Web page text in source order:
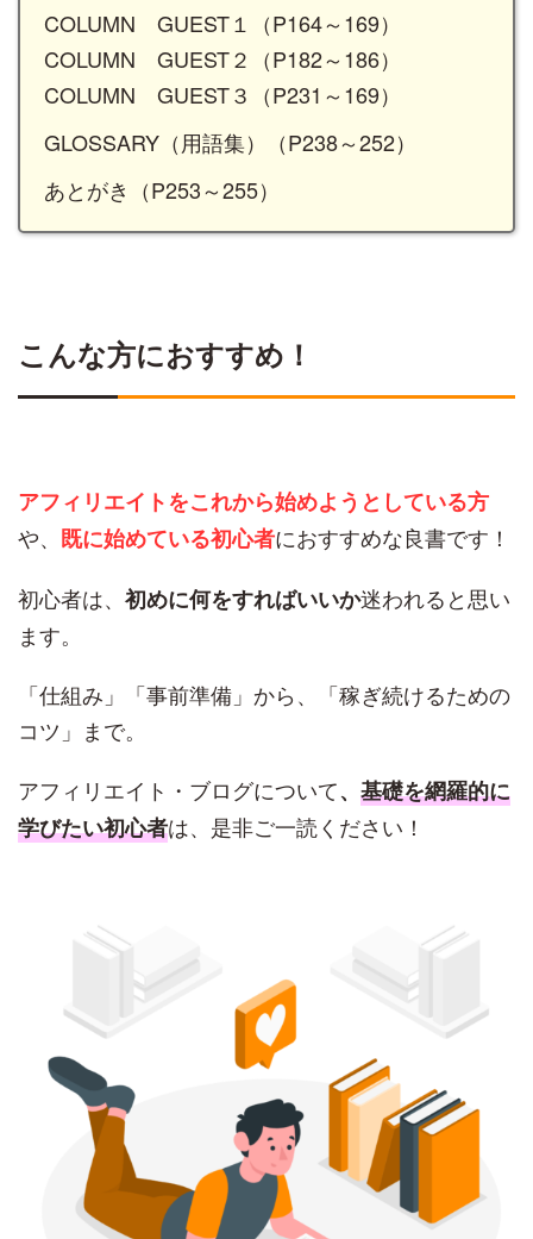
COLUMN GUEST１（P164～169）
COLUMN GUEST２（P182～186）
COLUMN GUEST３（P231～169）
GLOSSARY（用語集）（P238～252）
あとがき（P253～255）
こんな方におすすめ！
アフィリエイトをこれから始めようとしている方
や、 既に始めている初心者におすすめな良書です！
初心者は、 初めに何をすればいいか迷われると思い
ます。
「仕組み」「事前準備」から、「稼ぎ続けるための
コツ」まで。
アフィリエイト・ブログについて、 基礎を網羅的に
学びたい初心者は、是非ご一読ください！